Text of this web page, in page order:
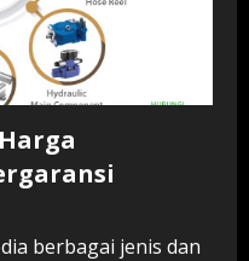
berbagai jenis dan